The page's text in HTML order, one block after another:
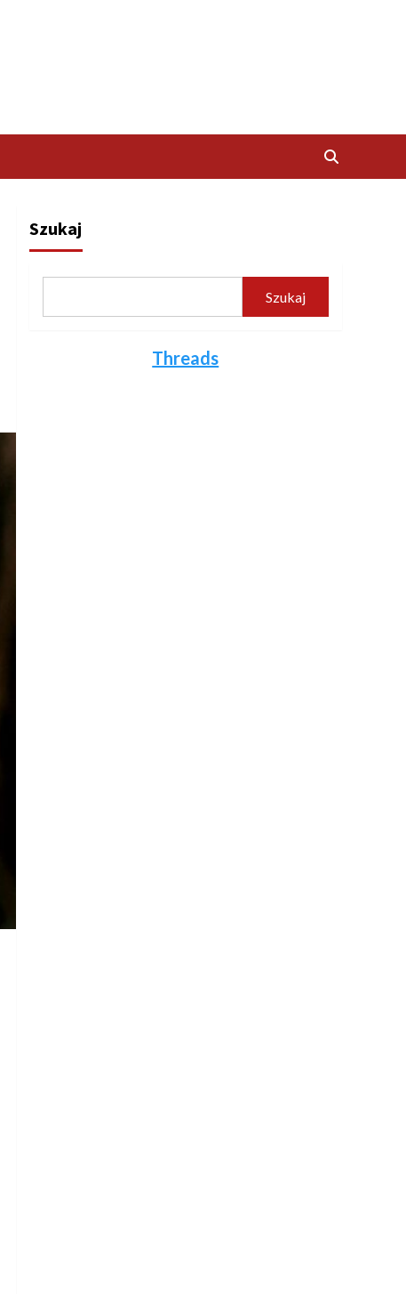
Szukaj
Szukaj
Threads